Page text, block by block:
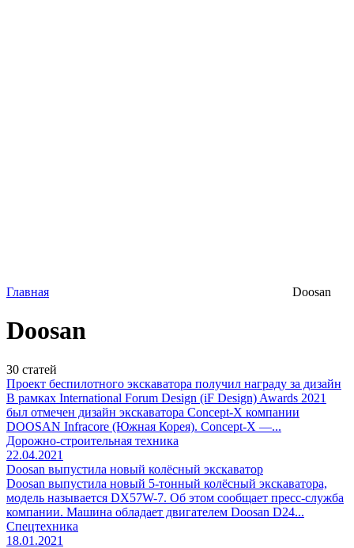
Главная Doosan
Doosan
30 статей
Проект беспилотного экскаватора получил награду за дизайн
В рамках International Forum Design (iF Design) Awards 2021
был отмечен дизайн экскаватора Concept-X компании
DOOSAN Infracore (Южная Корея). Concept-X —...
Дорожно-строительная техника
22.04.2021
Doosan выпустила новый колёсный экскаватор
Doosan выпустила новый 5-тонный колёсный экскаватора,
модель называется DX57W-7. Об этом сообщает пресс-служба
компании. Машина обладает двигателем Doosan D24...
Спецтехника
18.01.2021